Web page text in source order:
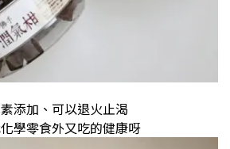
添加、可以退火止渴
學零食外又吃的健康呀